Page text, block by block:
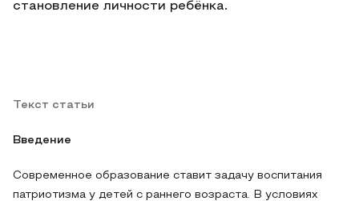
становление личности ребёнка.
Текст статьи
Введение
Современное образование ставит задачу воспитания
патриотизма у детей с раннего возраста. В условиях